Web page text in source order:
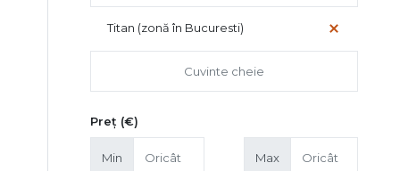
Titan (zonă în Bucuresti)
Preț (€)
Min Max